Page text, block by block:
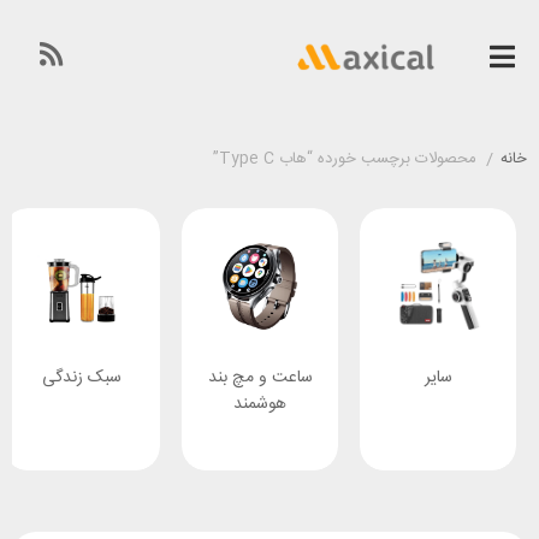
خانه / محصولات برچسب خورده “هاب Type C”
سایر
ساعت و مچ بند
هوشمند
سبک زندگی